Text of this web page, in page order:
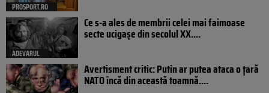
PROSPORT.RO
ADEVARUL
Ce s-a ales de membrii celei mai faimoase
secte ucigașe din secolul XX....
Avertisment critic: Putin ar putea ataca o țară
NATO încă din această toamnă....